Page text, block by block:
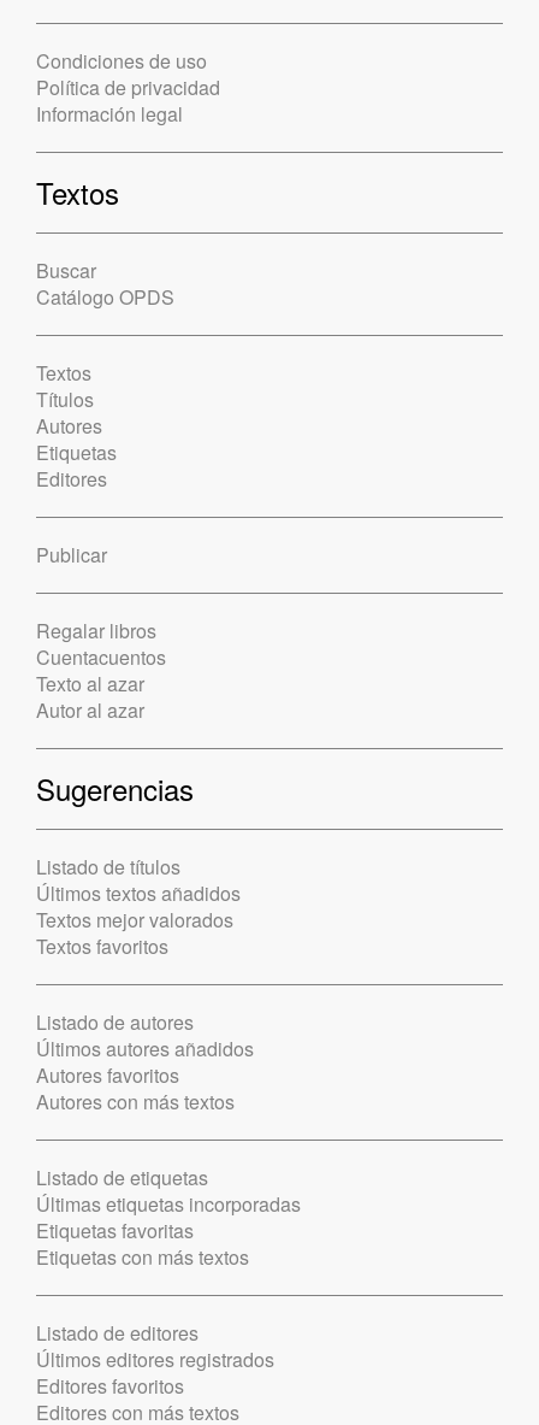
Condiciones de uso
Política de privacidad
Información legal
Textos
Buscar
Catálogo OPDS
Textos
Títulos
Autores
Etiquetas
Editores
Publicar
Regalar libros
Cuentacuentos
Texto al azar
Autor al azar
Sugerencias
Listado de títulos
Últimos textos añadidos
Textos mejor valorados
Textos favoritos
Listado de autores
Últimos autores añadidos
Autores favoritos
Autores con más textos
Listado de etiquetas
Últimas etiquetas incorporadas
Etiquetas favoritas
Etiquetas con más textos
Listado de editores
Últimos editores registrados
Editores favoritos
Editores con más textos